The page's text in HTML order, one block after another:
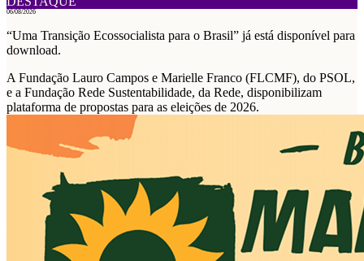
06/08/2026
“Uma Transição Ecossocialista para o Brasil” já está disponível para
download.
A Fundação Lauro Campos e Marielle Franco (FLCMF), do PSOL,
e a Fundação Rede Sustentabilidade, da Rede, disponibilizam
plataforma de propostas para as eleições de 2026.